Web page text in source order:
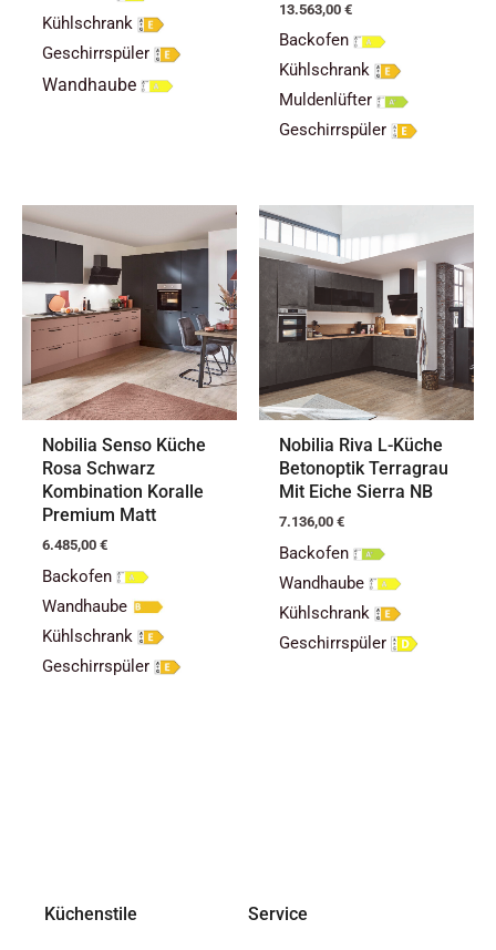
Kühlschrank
Geschirrspüler
Wandhaube
13.563,00 €
Backofen
Kühlschrank
Muldenlüfter
Geschirrspüler
Nobilia Senso Küche
Rosa Schwarz
Kombination Koralle
Premium Matt
6.485,00 €
Backofen
Wandhaube
Kühlschrank
Geschirrspüler
Nobilia Riva L-Küche
Betonoptik Terragrau
Mit Eiche Sierra NB
7.136,00 €
Backofen
Wandhaube
Kühlschrank
Geschirrspüler
Küchenstile Service